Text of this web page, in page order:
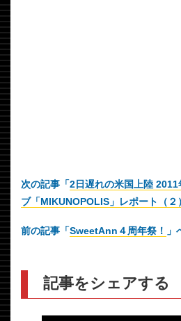
次の記事「2日遅れの米国上陸
ブ「MIKUNOPOLIS」レポート（２）
前の記事「SweetAnn４周年祭！ 」
記事をシェアする